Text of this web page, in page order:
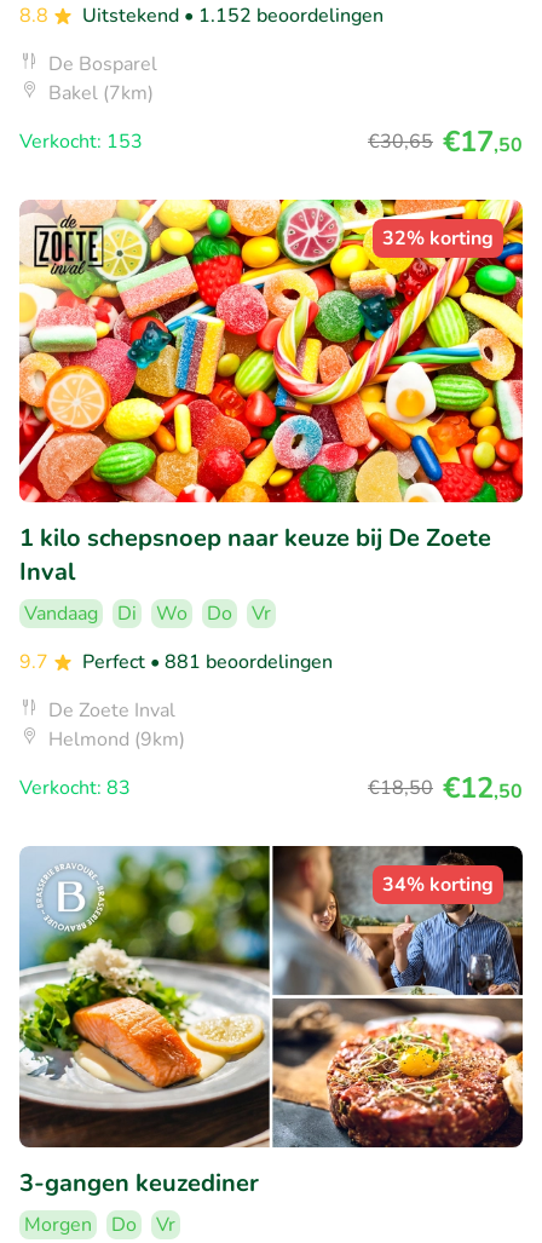
8.8
Uitstekend • 1.152 beoordelingen
De Bosparel
Bakel (7km)
Verkocht: 153
€30,65 €17,50
32% korting
1 kilo schepsnoep naar keuze bij De Zoete
Inval
Vandaag Di Wo Do
Vr
9.7
Perfect • 881 beoordelingen
De Zoete Inval
Helmond (9km)
Verkocht: 83
€18,50 €12,50
34% korting
3-gangen keuzediner
Morgen Do
Vr